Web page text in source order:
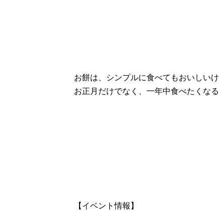
お餅は、シンプルに食べてもおいしい
お正月だけでなく、一年中食べたくな
【イベント情報】